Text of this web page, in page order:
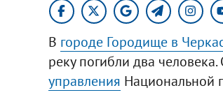
В городе Городище в
реку погибли два
управления Национальной